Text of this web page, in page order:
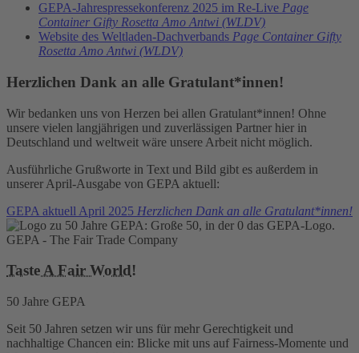
Mehr Informationen
Akzeptieren
powered byUsercentrics Consent
GEPA-Jahrespressekonferenz 2025 im Re-Live Page
Container Gifty Rosetta Amo Antwi (WLDV)
Website des Weltladen-Dachverbands Page Container Gifty
Rosetta Amo Antwi (WLDV)
Herzlichen Dank an alle Gratulant*innen!
Wir bedanken uns von Herzen bei allen Gratulant*innen! Ohne
unsere vielen langjährigen und zuverlässigen Partner hier in
Deutschland und weltweit wäre unsere Arbeit nicht möglich.
Ausführliche Grußworte in Text und Bild gibt es außerdem in
unserer April-Ausgabe von GEPA aktuell:
GEPA aktuell April 2025 Herzlichen Dank an alle Gratulant*innen!
GEPA - The Fair Trade Company
Taste A Fair World!
50 Jahre GEPA
Seit 50 Jahren setzen wir uns für mehr Gerechtigkeit und
nachhaltige Chancen ein: Blicke mit uns auf Fairness-Momente und